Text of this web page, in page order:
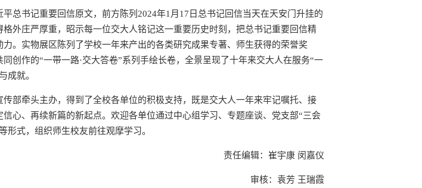
平总书记重要回信原文，前方陈列2024年1月17日总书记回信当天在天安门升挂的
外庄严厚重，昭示每一位交大人铭记这一重要历史时刻，把总书记重要回信精
。实物展区陈列了学校一年来产出的各类研究成果专著、师生获得的荣誉奖
创作的“一带一路·交大答卷”系列手绘长卷，全景呈现了十年来交大人在服务“一
成就。
传部牵头主办，得到了全校各单位的积极支持，既是交大人一年来牢记嘱托、接
心、再续新篇的新起点。欢迎各单位通过中心组学习、专题座谈、党支部“三会
形式，组织师生校友前往观摩学习。
责任编辑：崔宇康 闵嘉仪
审核：袁芳 王瑞霞